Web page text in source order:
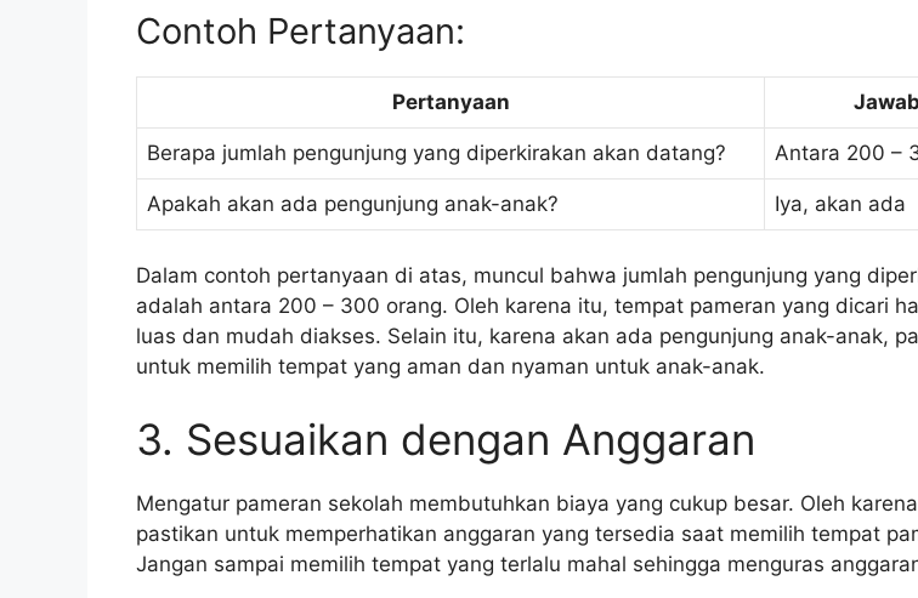
Contoh Pertanyaan:
Pertanyaan
Berapa jumlah pengunjung yang diperkirakan akan datang? Antara 200 –
Apakah akan ada pengunjung anak-anak? Iya, akan ada
Dalam contoh pertanyaan di atas, muncul bahwa jumlah pengunjung yang
adalah antara 200 – 300 orang. Oleh karena itu, tempat pameran yang dicari
luas dan mudah diakses. Selain itu, karena akan ada pengunjung anak-anak,
untuk memilih tempat yang aman dan nyaman untuk anak-anak.
3. Sesuaikan dengan Anggaran
Mengatur pameran sekolah membutuhkan biaya yang cukup besar. Oleh
pastikan untuk memperhatikan anggaran yang tersedia saat memilih tempat
Jangan sampai memilih tempat yang terlalu mahal sehingga menguras